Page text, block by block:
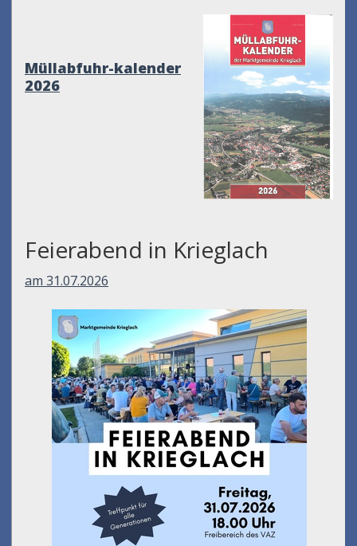
Müllabfuhr-kalender
2026
Feierabend in Krieglach
am 31.07.2026